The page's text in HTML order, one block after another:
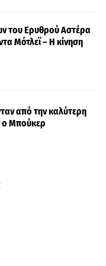
του Ερυθρού Αστέρα
Μότλεϊ – Η κίνηση
από την καλύτερη
ο Μπούκερ